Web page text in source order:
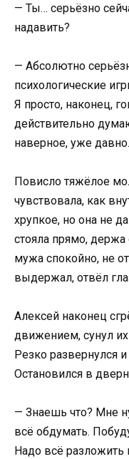
— Ты… серьёзно
надавить?
— Абсолютно
психологические
Я просто, наконец,
действительно
наверное, уже давно.
Повисло тяжёлое
чувствовала, как
хрупкое, но она не
стояла прямо, держа
мужа спокойно, не
выдержал, отвёл
Алексей наконец
движением, сунул
Резко развернулся
Остановился в
— Знаешь что? Мне
всё обдумать.
Надо всё разложить